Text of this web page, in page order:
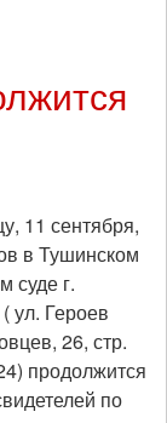
11 сентября,
в Тушинском
суде г.
ул. Героев
26, стр.
продолжится
по